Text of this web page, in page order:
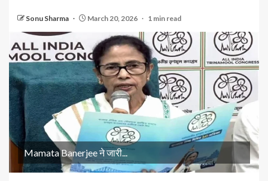
Sonu Sharma March 20, 2026 1 min read
Mamata Banerjee ने जारी...